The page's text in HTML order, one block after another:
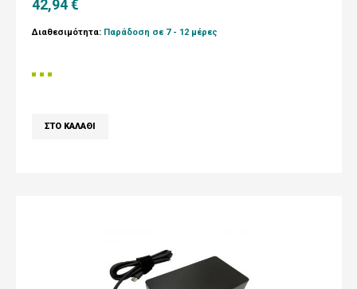
42,94 €
Διαθεσιμότητα: Παράδοση σε 7 - 12 μέρες